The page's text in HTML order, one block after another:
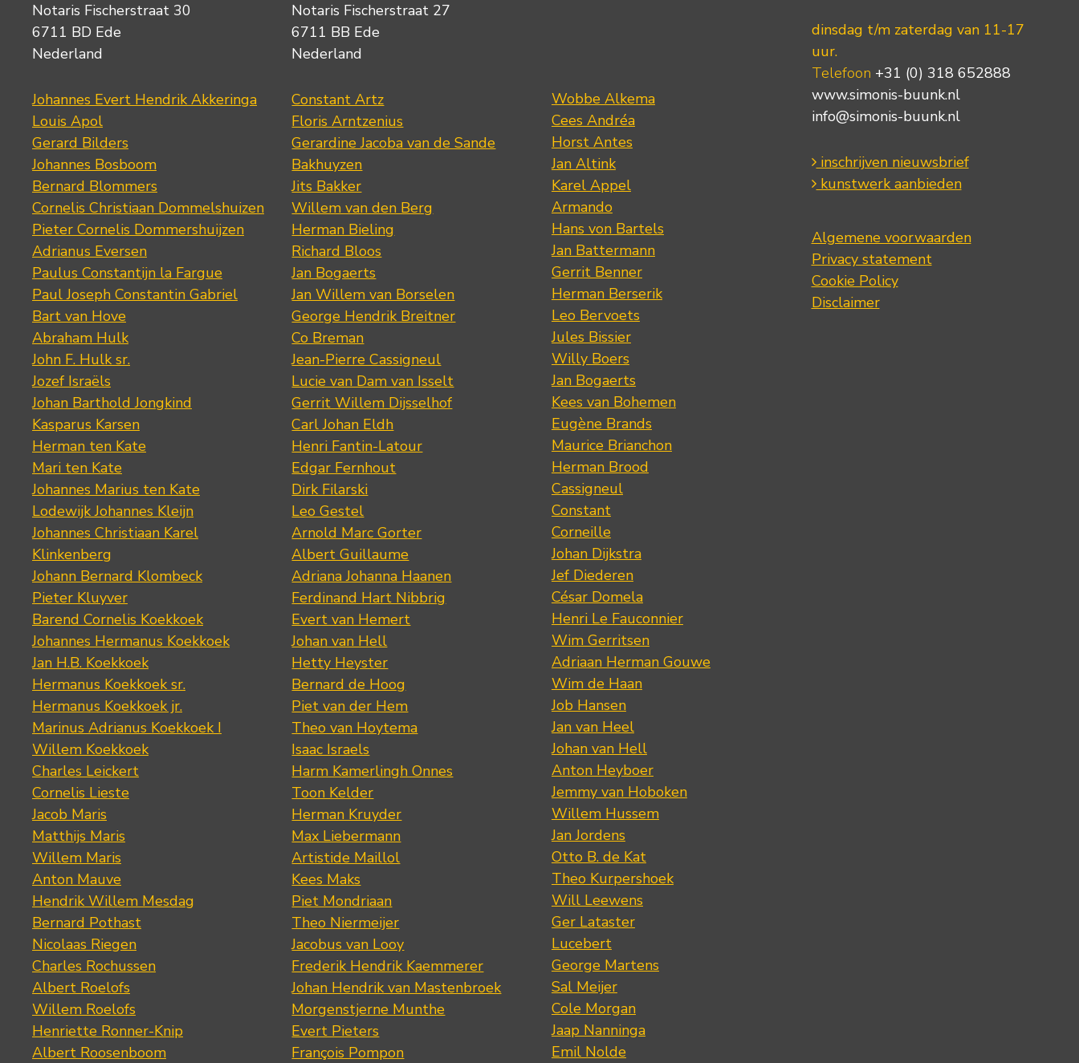
Notaris Fischerstraat 30
6711 BD Ede
Nederland
Johannes Evert Hendrik Akkeringa
Louis Apol
Gerard Bilders
Johannes Bosboom
Bernard Blommers
Cornelis Christiaan Dommelshuizen
Pieter Cornelis Dommershuijzen
Adrianus Eversen
Paulus Constantijn la Fargue
Paul Joseph Constantin Gabriel
Bart van Hove
Abraham Hulk
John F. Hulk sr.
Jozef Israëls
Johan Barthold Jongkind
Kasparus Karsen
Herman ten Kate
Mari ten Kate
Johannes Marius ten Kate
Lodewijk Johannes Kleijn
Johannes Christiaan Karel
Klinkenberg
Johann Bernard Klombeck
Pieter Kluyver
Barend Cornelis Koekkoek
Johannes Hermanus Koekkoek
Jan H.B. Koekkoek
Hermanus Koekkoek sr.
Hermanus Koekkoek jr.
Marinus Adrianus Koekkoek I
Willem Koekkoek
Charles Leickert
Cornelis Lieste
Jacob Maris
Matthijs Maris
Willem Maris
Anton Mauve
Hendrik Willem Mesdag
Bernard Pothast
Nicolaas Riegen
Charles Rochussen
Albert Roelofs
Willem Roelofs
Henriette Ronner-Knip
Albert Roosenboom
Notaris Fischerstraat 27
6711 BB Ede
Nederland
Constant Artz
Floris Arntzenius
Gerardine Jacoba van de Sande
Bakhuyzen
Jits Bakker
Willem van den Berg
Herman Bieling
Richard Bloos
Jan Bogaerts
Jan Willem van Borselen
George Hendrik Breitner
Co Breman
Jean-Pierre Cassigneul
Lucie van Dam van Isselt
Gerrit Willem Dijsselhof
Carl Johan Eldh
Henri Fantin-Latour
Edgar Fernhout
Dirk Filarski
Leo Gestel
Arnold Marc Gorter
Albert Guillaume
Adriana Johanna Haanen
Ferdinand Hart Nibbrig
Evert van Hemert
Johan van Hell
Hetty Heyster
Bernard de Hoog
Piet van der Hem
Theo van Hoytema
Isaac Israels
Harm Kamerlingh Onnes
Toon Kelder
Herman Kruyder
Max Liebermann
Artistide Maillol
Kees Maks
Piet Mondriaan
Theo Niermeijer
Jacobus van Looy
Frederik Hendrik Kaemmerer
Johan Hendrik van Mastenbroek
Morgenstjerne Munthe
Evert Pieters
François Pompon
Wobbe Alkema
Cees Andréa
Horst Antes
Jan Altink
Karel Appel
Armando
Hans von Bartels
Jan Battermann
Gerrit Benner
Herman Berserik
Leo Bervoets
Jules Bissier
Willy Boers
Jan Bogaerts
Kees van Bohemen
Eugène Brands
Maurice Brianchon
Herman Brood
Cassigneul
Constant
Corneille
Johan Dijkstra
Jef Diederen
César Domela
Henri Le Fauconnier
Wim Gerritsen
Adriaan Herman Gouwe
Wim de Haan
Job Hansen
Jan van Heel
Johan van Hell
Anton Heyboer
Jemmy van Hoboken
Willem Hussem
Jan Jordens
Otto B. de Kat
Theo Kurpershoek
Will Leewens
Ger Lataster
Lucebert
George Martens
Sal Meijer
Cole Morgan
Jaap Nanninga
Emil Nolde
dinsdag t/m zaterdag van 11-17
uur.
Telefoon +31 (0) 318 652888
www.simonis-buunk.nl
info@simonis-buunk.nl
inschrijven nieuwsbrief
kunstwerk aanbieden
Algemene voorwaarden
Privacy statement
Cookie Policy
Disclaimer